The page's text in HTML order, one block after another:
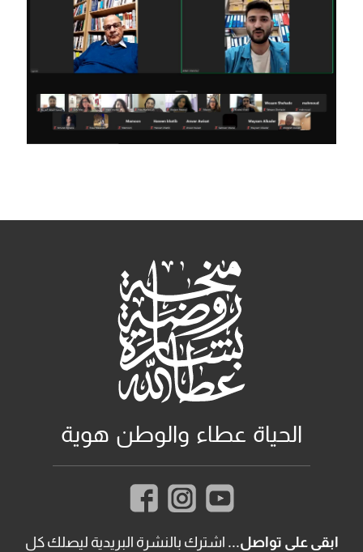
الحياة عطاء والوطن هوية
ابقى على تواصل... اشترك بالنشرة البريدية ليصلك كل